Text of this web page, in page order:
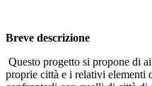
Breve descrizione
Questo progetto si propone di
proprie città e i relativi elementi